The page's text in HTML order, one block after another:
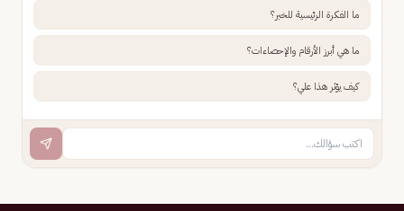
ما الفكرة الرئيسية للخبر؟
ما هي أبرز الأرقام والإحصاءات؟
كيف يؤثر هذا علي؟